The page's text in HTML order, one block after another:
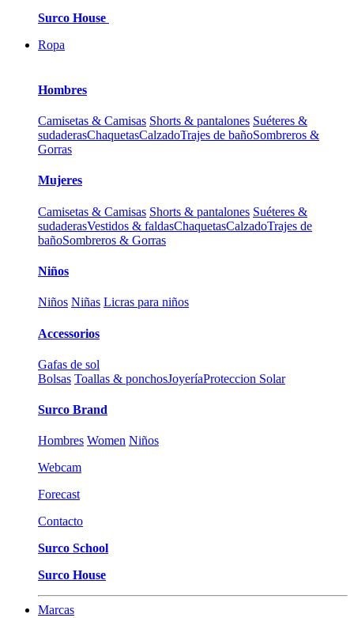
Surco House
Ropa
Hombres
Camisetas & Camisas Shorts & pantalones Suéteres &
sudaderasChaquetasCalzadoTrajes de bañoSombreros &
Gorras
Mujeres
Camisetas & Camisas Shorts & pantalones Suéteres &
sudaderasVestidos & faldasChaquetasCalzadoTrajes de
bañoSombreros & Gorras
Niños
Niños Niñas Licras para niños
Accessorios
Gafas de sol
Bolsas Toallas & ponchosJoyeríaProteccion Solar
Surco Brand
Hombres Women Niños
Webcam
Forecast
Contacto
Surco School
Surco House
Marcas